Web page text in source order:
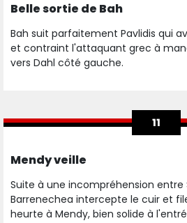
Belle sortie de Bah
Bah suit parfaitement Pavlidis qui
et contraint l'attaquant grec à
vers Dahl côté gauche.
11
Mendy veille
Suite à une incompréhension entre
Barrenechea intercepte le cuir et
heurte à Mendy, bien solide à